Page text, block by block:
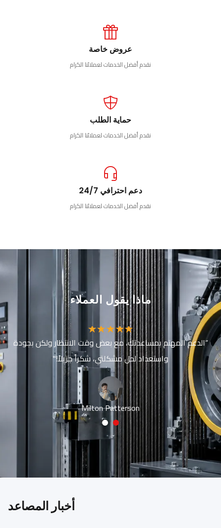
عروض خاصة
نقدم أفضل الخدمات لعملائنا الكرام
حماية الطلب
نقدم أفضل الخدمات لعملائنا الكرام
دعم احترافي 24/7
نقدم أفضل الخدمات لعملائنا الكرام
ماذا يقول العملاء
“الدعم المهتم بمساعدتك، مع بعض وقت الانتظار ولكن بجودة
واستعداد لحل مشكلتي، شكراً جزيلاً!"
Milton Patterson
أخبار المصاعد